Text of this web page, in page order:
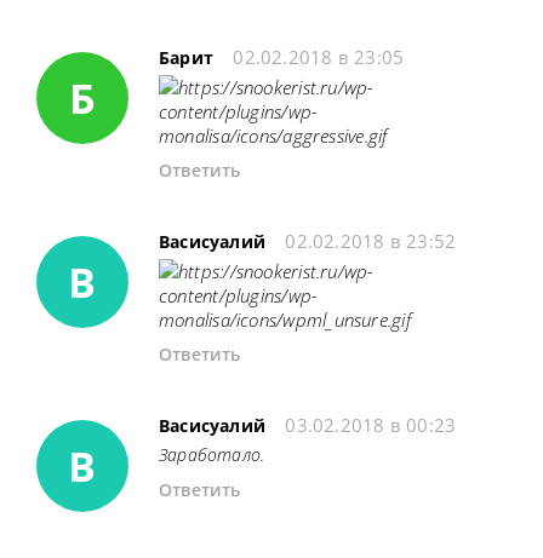
Б
Барит 02.02.2018 в 23:05
Ответить
В
Васисуалий 02.02.2018 в 23:52
Ответить
В
Васисуалий 03.02.2018 в 00:23
Заработало.
Ответить